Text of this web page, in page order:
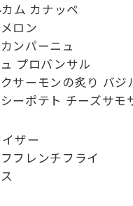
ム カナッペ
ロン
ンパーニュ
プロバンサル
サーモンの炙り バジ
ーポテト チーズサモ
ザー
フレンチフライ